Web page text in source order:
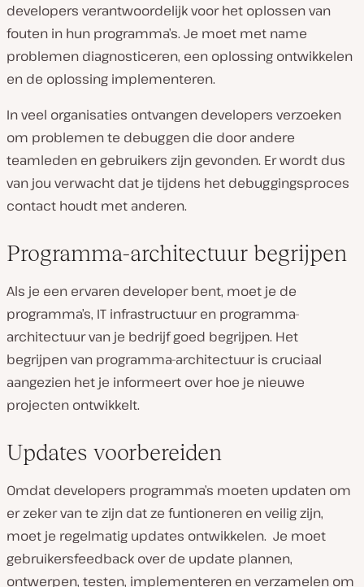
developers verantwoordelijk voor het oplossen van
fouten in hun programma’s. Je moet met name
problemen diagnosticeren, een oplossing ontwikkelen
en de oplossing implementeren.
In veel organisaties ontvangen developers verzoeken
om problemen te debuggen die door andere
teamleden en gebruikers zijn gevonden. Er wordt dus
van jou verwacht dat je tijdens het debuggingsproces
contact houdt met anderen.
Programma-architectuur begrijpen
Als je een ervaren developer bent, moet je de
programma’s, IT infrastructuur en programma-
architectuur van je bedrijf goed begrijpen. Het
begrijpen van programma-architectuur is cruciaal
aangezien het je informeert over hoe je nieuwe
projecten ontwikkelt.
Updates voorbereiden
Omdat developers programma’s moeten updaten om
er zeker van te zijn dat ze funtioneren en veilig zijn,
moet je regelmatig updates ontwikkelen. Je moet
gebruikersfeedback over de update plannen,
ontwerpen, testen, implementeren en verzamelen om